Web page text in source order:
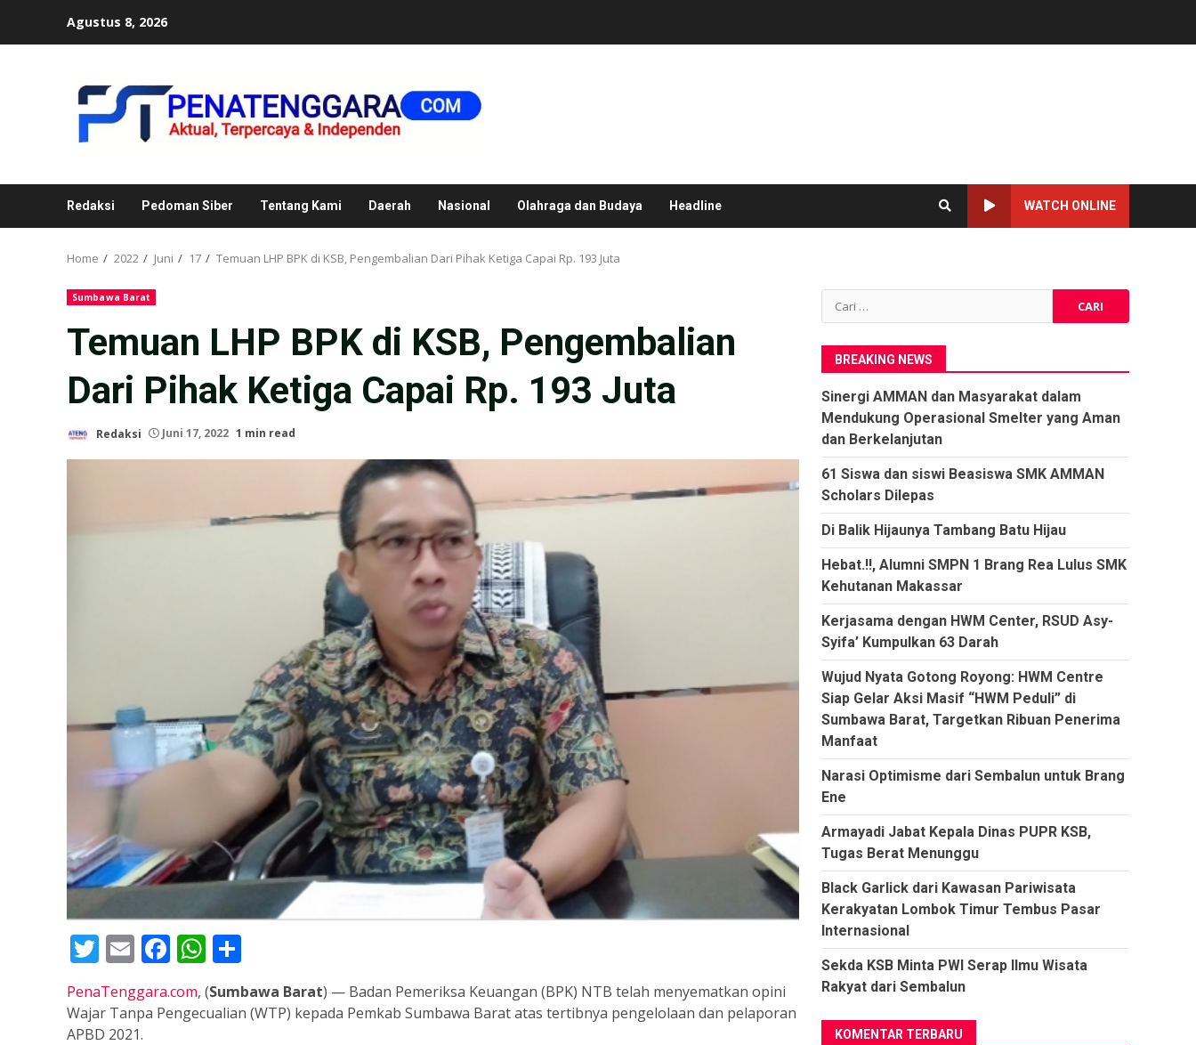
Agustus 8, 2026
Redaksi Pedoman Siber Tentang Kami Daerah Nasional Olahraga dan Budaya Headline WATCH ONLINE
Home 2022 Juni 17 Temuan LHP BPK di KSB, Pengembalian Dari Pihak Ketiga Capai Rp. 193 Juta
Sumbawa Barat
Temuan LHP BPK di KSB, Pengembalian
Dari Pihak Ketiga Capai Rp. 193 Juta
Redaksi Juni 17, 2022 1 min read
Twitter
EmailFacebook
WhatsApp
PenaTenggara.com, (Sumbawa Barat) — Badan Pemeriksa Keuangan (BPK) NTB telah menyematkan opini
Wajar Tanpa Pengecualian (WTP) kepada Pemkab Sumbawa Barat atas tertibnya pengelolaan dan pelaporan
APBD 2021.
Cari
untuk:
BREAKING NEWS
Sinergi AMMAN dan Masyarakat dalam
Mendukung Operasional Smelter yang Aman
dan Berkelanjutan
61 Siswa dan siswi Beasiswa SMK AMMAN
Scholars Dilepas
Di Balik Hijaunya Tambang Batu Hijau
Hebat.!!, Alumni SMPN 1 Brang Rea Lulus SMK
Kehutanan Makassar
Kerjasama dengan HWM Center, RSUD Asy-
Syifa’ Kumpulkan 63 Darah
Wujud Nyata Gotong Royong: HWM Centre
Siap Gelar Aksi Masif “HWM Peduli” di
Sumbawa Barat, Targetkan Ribuan Penerima
Manfaat
Narasi Optimisme dari Sembalun untuk Brang
Ene
Armayadi Jabat Kepala Dinas PUPR KSB,
Tugas Berat Menunggu
Black Garlick dari Kawasan Pariwisata
Kerakyatan Lombok Timur Tembus Pasar
Internasional
Sekda KSB Minta PWI Serap Ilmu Wisata
Rakyat dari Sembalun
KOMENTAR TERBARU